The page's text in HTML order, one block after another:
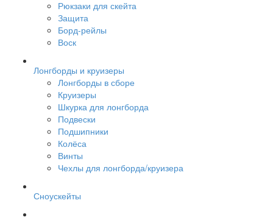
Рюкзаки для скейта
Защита
Борд-рейлы
Воск
Лонгборды и круизеры
Лонгборды в сборе
Круизеры
Шкурка для лонгборда
Подвески
Подшипники
Колёса
Винты
Чехлы для лонгборда/круизера
Сноускейты